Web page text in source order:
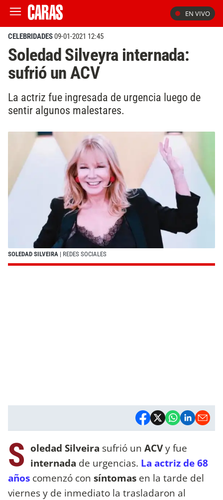
EN VIVO
CELEBRIDADES09-01-2021 12:45
Soledad Silveyra internada:
sufrió un ACV
La actriz fue ingresada de urgencia luego de
sentir algunos malestares.
SOLEDAD SILVEIRA | REDES SOCIALES
S oledad Silveira sufrió un ACVy fue
internada de urgencias. La actriz de 68
años comenzó con síntomas en la tarde del
viernes y de inmediato la trasladaron al